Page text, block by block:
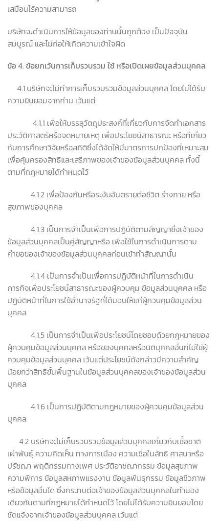
เสมือนไร้ความสามารถ
บริษัทจะดำเนินการให้ข้อมูลของท่านนั้นถูกต้อง เป็นปัจจุบัน
สมบูรณ์ และไม่ก่อให้เกิดความเข้าใจผิด
ข้อ4. ข้อยกเว้นการเก็บรวบรวม ใช้ หรือเปิดเผยข้อมูลส่วนบุคคล
4.1.บริษัทจะไม่ทำการเก็บรวบรวมข้อมูลส่วนบุคคล โดยไม่ได้รับ
ความยินยอมจากท่าน เว้นแต่
4.1.1 เพื่อให้บรรลุวัตถุประสงค์ที่เกี่ยวกับการจัดทำเอกสาร
ประวัติศาสตร์หรือจดหมายเหตุ เพื่อประโยชน์สาธารณะ หรือที่เกี่ยว
กับการศึกษาวิจัยหรือสถิติซึ่งได้จัดให้มีมาตรการปกป้องที่เหมาะสม
เพื่อคุ้มครองสิทธิและเสรีภาพของเจ้าของข้อมูลส่วนบุคคล ทั้งนี้
ตามที่กฎหมายได้กำหนดไว้
4.1.2 เพื่อป้องกันหรือระงับอันตรายต่อชีวิต ร่างกาย หรือ
สุขภาพของบุคคล
4.1.3 เป็นการจำเป็นเพื่อการปฏิบัติตามสัญญาซึ่งเจ้าของ
ข้อมูลส่วนบุคคลเป็นคู่สัญญาหรือ เพื่อใช้ในการดำเนินการตาม
คำขอของเจ้าของข้อมูลส่วนบุคคลก่อนเข้าทำสัญญานั้น
4.1.4 เป็นการจำเป็นเพื่อการปฏิบัติหน้าที่ในการดำเนิน
ภารกิจเพื่อประโยชน์สาธารณะของผู้ควบคุม ข้อมูลส่วนบุคคล หรือ
ปฏิบัติหน้าที่ในการใช้อำนาจรัฐที่ได้มอบให้แก่ผู้ควบคุมข้อมูลส่วน
บุคคล
4.1.5 เป็นการจำเป็นเพื่อประโยชน์โดยชอบด้วยกฎหมายของ
ผู้ควบคุมข้อมูลส่วนบุคคล หรือของบุคคลหรือนิติบุคคลอื่นที่ไม่ใช่ผู้
ควบคุมข้อมูลส่วนบุคคล เว้นแต่ประโยชน์ดังกล่าวมีความสำคัญ
น้อยกว่าสิทธิขั้นพื้นฐานในข้อมูลส่วนบุคคลของเจ้าของข้อมูลส่วน
บุคคล
4.1.6 เป็นการปฏิบัติตามกฎหมายของผู้ควบคุมข้อมูลส่วน
บุคคล
4.2 บริษัทจะไม่เก็บรวบรวมข้อมูลส่วนบุคคลเกี่ยวกับเชื้อชาติ
เผ่าพันธุ์ ความคิดเห็น ทางการเมือง ความเชื่อในลัทธิ ศาสนาหรือ
ปรัชญา พฤติกรรมทางเพศ ประวัติอาชญากรรม ข้อมูลสุขภาพ
ความพิการ ข้อมูลสหภาพแรงงาน ข้อมูลพันธุกรรม ข้อมูลชีวภาพ
หรือข้อมูลอื่นใด ซึ่งกระทบต่อเจ้าของข้อมูลส่วนบุคคลในทำนอง
เดียวกันตามที่กฎหมายได้กำหนดไว้ โดยไม่ได้รับความยินยอมโดย
ชัดแจ้งจากเจ้าของข้อมูลส่วนบุคคล เว้นแต่